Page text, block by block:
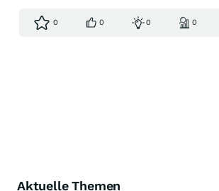
0 0 0 0
Aktuelle Themen